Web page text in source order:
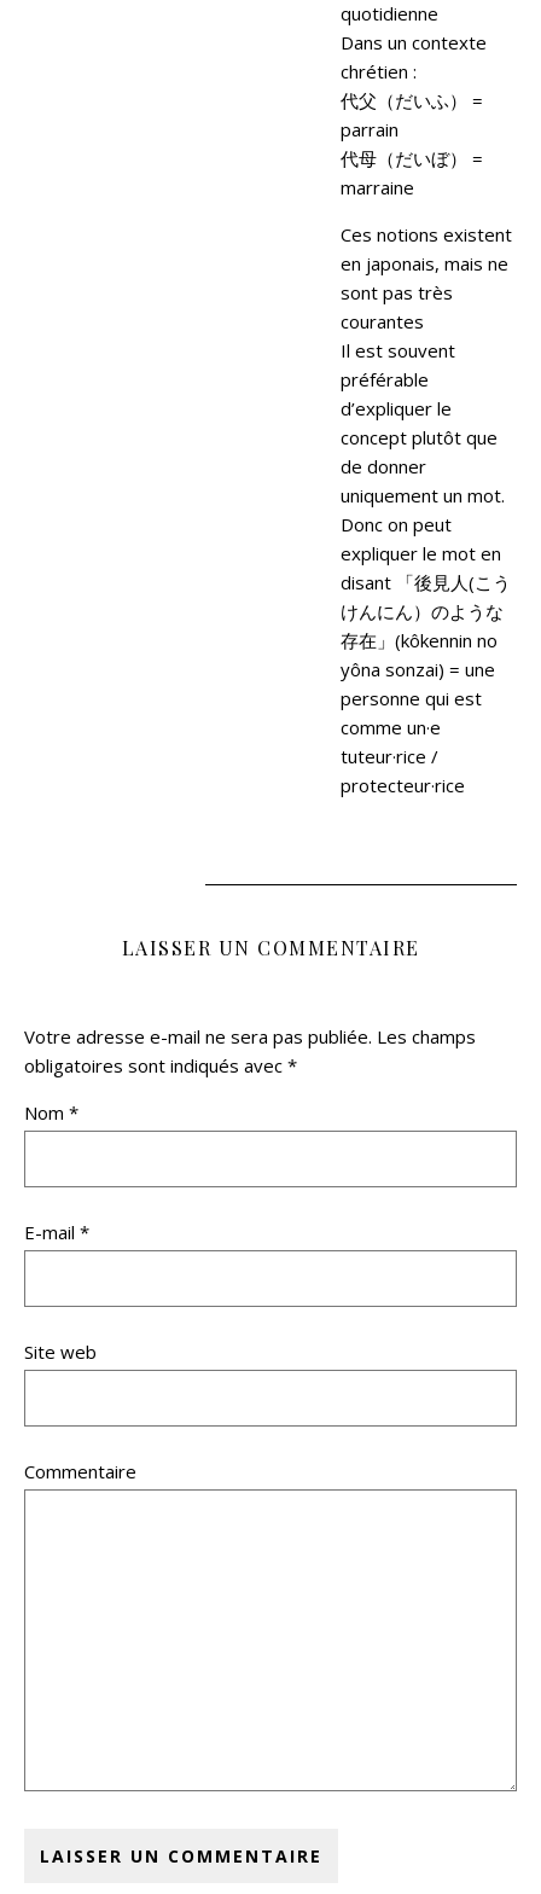
quotidienne
Dans un contexte
chrétien :
代父（だいふ） =
parrain
代母（だいぼ） =
marraine
Ces notions existent
en japonais, mais ne
sont pas très
courantes
Il est souvent
préférable
d’expliquer le
concept plutôt que
de donner
uniquement un mot.
Donc on peut
expliquer le mot en
disant 「後見人(こう
けんにん）のような
存在」(kôkennin no
yôna sonzai) = une
personne qui est
comme un·e
tuteur·rice /
protecteur·rice
LAISSER UN COMMENTAIRE
Votre adresse e-mail ne sera pas publiée. Les champs
obligatoires sont indiqués avec *
Nom *
E-mail *
Site web
Commentaire